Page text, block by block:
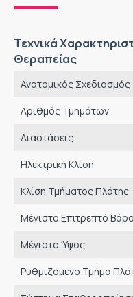
Τεχνικά
Θεραπείας
Ανατομικός Σχεδιασμός
Αριθμός Τμημάτων
Διαστάσεις
Ηλεκτρική Κλίση
Κλίση Τμήματος Πλάτης
Μέγιστο Επιτρεπτό
Μέγιστο Ύψος
Ρυθμιζόμενο Τμήμα